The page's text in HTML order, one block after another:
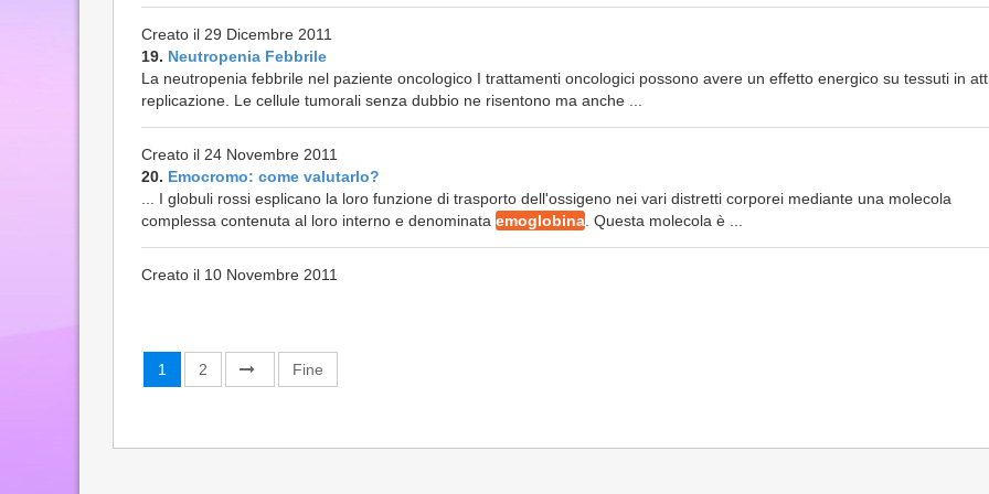
Creato il 29 Dicembre 2011
19. Neutropenia Febbrile
La neutropenia febbrile nel paziente oncologico I trattamenti oncologici possono avere un effetto energico su tessuti in
replicazione. Le cellule tumorali senza dubbio ne risentono ma anche ...
Creato il 24 Novembre 2011
20. Emocromo: come valutarlo?
... I globuli rossi esplicano la loro funzione di trasporto dell'ossigeno nei vari distretti corporei mediante una molecola
complessa contenuta al loro interno e denominata emoglobina . Questa molecola è ...
Creato il 10 Novembre 2011
1 2 Fine